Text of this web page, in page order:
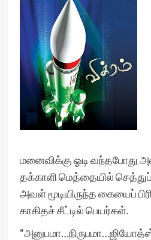
மனைவிக்கு ஓடி வந்தபோது
தக்காளி மெத்தையில்
அவள் மூடியிருந்த கையைப்
காகிதச் சீட்டில் பெயர்கள்.